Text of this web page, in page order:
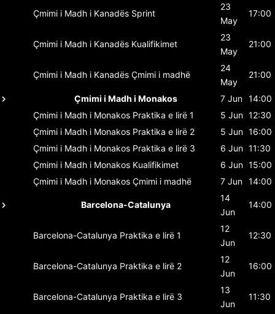
Çmimi i Madh i Kanadës Sprint
23
May
17:00
Çmimi i Madh i Kanadës Kualifikimet
23
May
21:00
Çmimi i Madh i Kanadës Çmimi i madhë
24
May
21:00
Çmimi i Madh i Monakos 7 Jun 14:00
Çmimi i Madh i Monakos Praktika e lirë 1 5 Jun 12:30
Çmimi i Madh i Monakos Praktika e lirë 2 5 Jun 16:00
Çmimi i Madh i Monakos Praktika e lirë 3 6 Jun 11:30
Çmimi i Madh i Monakos Kualifikimet 6 Jun 15:00
Çmimi i Madh i Monakos Çmimi i madhë 7 Jun 14:00
Barcelona-Catalunya
14
Jun
14:00
Barcelona-Catalunya Praktika e lirë 1
12
Jun
12:30
Barcelona-Catalunya Praktika e lirë 2
12
Jun
16:00
Barcelona-Catalunya Praktika e lirë 3
13
Jun
11:30